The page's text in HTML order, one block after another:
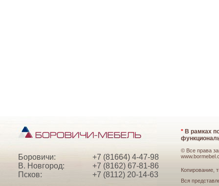
Боровичи:
+7 (81664) 4-47-98
В. Новгород:
+7 (8162) 67-81-86
Псков:
+7 (8112) 20-14-63
* В рамках
© Все права
Копирование,
Вся